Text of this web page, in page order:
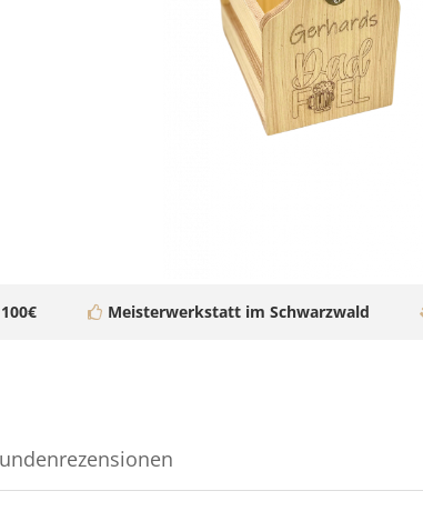
Meisterwerkstatt im Schwarzwald